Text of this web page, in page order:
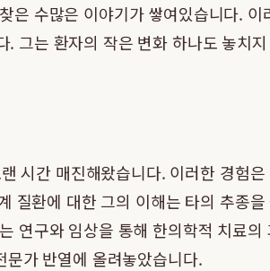
수많은 이야기가 쌓여있습니다.
그는 환자의 작은 변화 하나도 놓치
시간 매진해왔습니다. 이러한 경험
질환에 대한 그의 이해는 타의 추종
연구와 임상을 통해 한의학적 치료
문가 반열에 올려놓았습니다.